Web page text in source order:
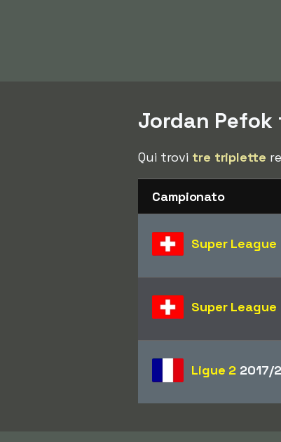
Jordan
Qui trovi tre triplette
Campionato
Super League
Super League
Ligue 2 2017/